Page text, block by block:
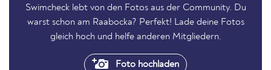
Swimcheck lebt von den Fotos aus der Community. Du
warst schon am Raabocka? Perfekt! Lade deine Fotos
gleich hoch und helfe anderen Mitgliedern.
Foto hochladen